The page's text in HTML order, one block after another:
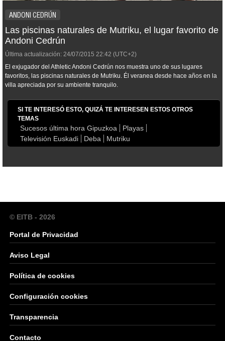
ANDONI CEDRÚN
Las piscinas naturales de Mutriku, el lugar favorito de
Andoni Cedrún
Última actualización: 24/07/2015 22:42 (UTC+2)
El exjugador del Athletic Andoni Cedrún nos muestra uno de sus lugares
favoritos, las piscinas naturales de Mutriku. Él veranea desde hace años en la
villa apreciada por su ambiente tranquilo.
SI TE INTERESÓ ESTO, QUIZÁ TE INTERESEN ESTOS OTROS
TEMAS
Sucesos última hora Gipuzkoa
Playas
Televisión Euskadi
Deba Mutriku
© EITB - 2026
Portal de Privacidad
Aviso Legal
Política de cookies
Configuración cookies
Transparencia
Contacto